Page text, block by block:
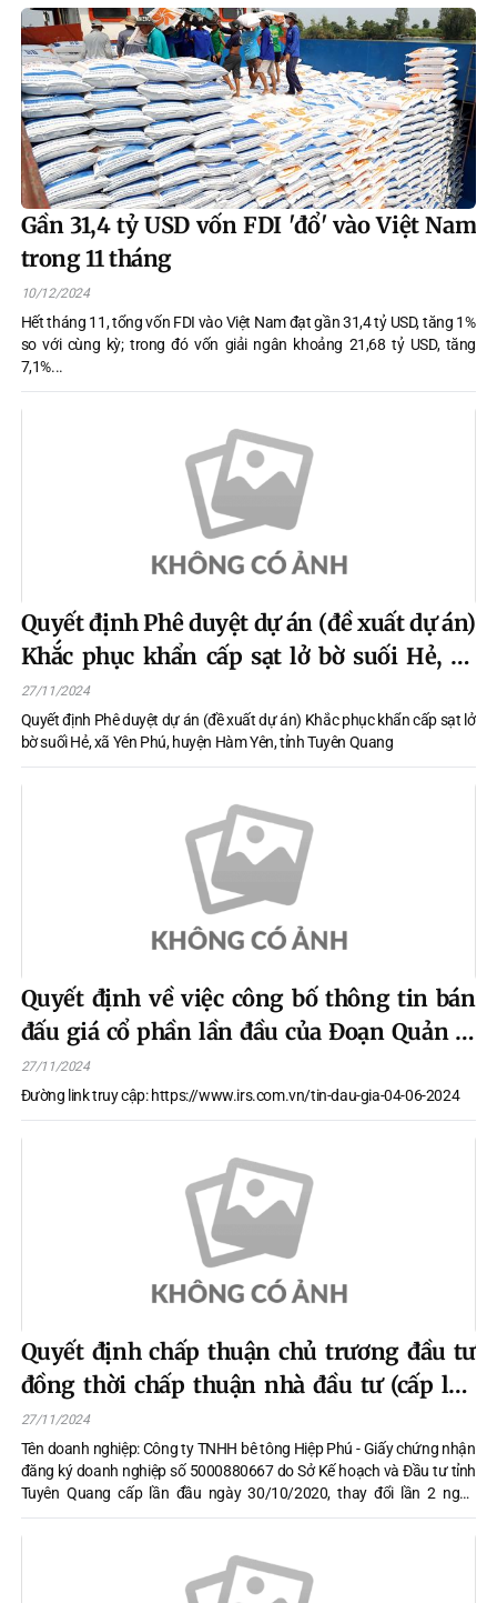
Gần 31,4 tỷ USD vốn FDI 'đổ' vào Việt Nam
trong 11 tháng
10/12/2024
Hết tháng 11, tổng vốn FDI vào Việt Nam đạt gần 31,4 tỷ USD, tăng 1%
so với cùng kỳ; trong đó vốn giải ngân khoảng 21,68 tỷ USD, tăng
7,1%...
Quyết định Phê duyệt dự án (đề xuất dự án)
Khắc phục khẩn cấp sạt lở bờ suối Hẻ, xã
Yên Phú, huyện Hàm Yên, tỉnh Tuyên
Quang
27/11/2024
Quyết định Phê duyệt dự án (đề xuất dự án) Khắc phục khẩn cấp sạt lở
bờ suối Hẻ, xã Yên Phú, huyện Hàm Yên, tỉnh Tuyên Quang
Quyết định về việc công bố thông tin bán
đấu giá cổ phần lần đầu của Đoạn Quản lý
và sửa chữa đường bộ
27/11/2024
Đường link truy cập: https://www.irs.com.vn/tin-dau-gia-04-06-2024
Quyết định chấp thuận chủ trương đầu tư
đồng thời chấp thuận nhà đầu tư (cấp lần
đầu: ngày tháng 11 năm 2024)
27/11/2024
Tên doanh nghiệp: Công ty TNHH bê tông Hiệp Phú - Giấy chứng nhận
đăng ký doanh nghiệp số 5000880667 do Sở Kế hoạch và Đầu tư tỉnh
Tuyên Quang cấp lần đầu ngày 30/10/2020, thay đổi lần 2 ngày
04/01/2023